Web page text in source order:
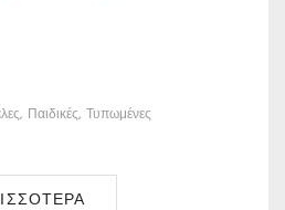
Παιδικές Τυπωμένες